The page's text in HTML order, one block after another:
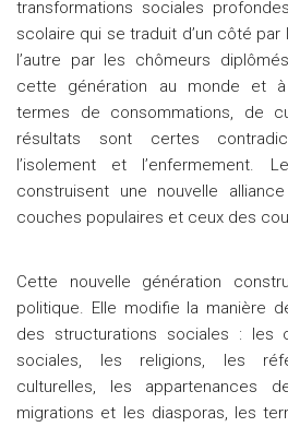
transformations sociales
scolaire qui se traduit d’un côté par
l’autre par les chômeurs
cette génération au monde et
termes de consommations, de
résultats sont certes
l’isolement et l’enfermement.
construisent une nouvelle
couches populaires et ceux des
Cette nouvelle génération
politique. Elle modifie la manière
des structurations sociales : les
sociales, les religions, les
culturelles, les appartenances
migrations et les diasporas, les